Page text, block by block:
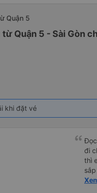
Quận 5
Quận 5 - Sài Gòn
khi đặt vé
đi
thì
sắp